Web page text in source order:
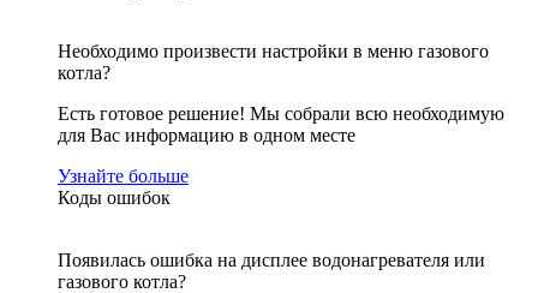
Необходимо произвести настройки в меню газового
котла?
Есть готовое решение! Мы собрали всю необходимую
для Вас информацию в одном месте
Узнайте больше
Коды ошибок
Появилась ошибка на дисплее водонагревателя или
газового котла?